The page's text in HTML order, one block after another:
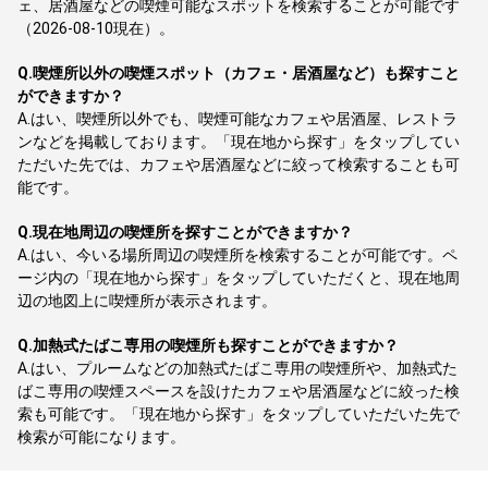
ェ、居酒屋などの喫煙可能なスポットを検索することが可能です
（2026-08-10現在）。
Q.喫煙所以外の喫煙スポット（カフェ・居酒屋など）も探すこと
ができますか？
A. はい、喫煙所以外でも、喫煙可能なカフェや居酒屋、レストラ
ンなどを掲載しております。「現在地から探す」をタップしてい
ただいた先では、カフェや居酒屋などに絞って検索することも可
能です。
Q.現在地周辺の喫煙所を探すことができますか？
A. はい、今いる場所周辺の喫煙所を検索することが可能です。ペ
ージ内の「現在地から探す」をタップしていただくと、現在地周
辺の地図上に喫煙所が表示されます。
Q.加熱式たばこ専用の喫煙所も探すことができますか？
A. はい、プルームなどの加熱式たばこ専用の喫煙所や、加熱式た
ばこ専用の喫煙スペースを設けたカフェや居酒屋などに絞った検
索も可能です。「現在地から探す」をタップしていただいた先で
検索が可能になります。